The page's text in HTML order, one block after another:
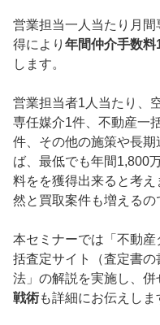
営業担当一人当たり月
得により 年間仲介手数料
します。
営業担当者1人当たり、
専任媒介1件、不動産一
件、その他の施策や長
ば、最低でも年間1,800
料をを獲得出来ると考
然と買取案件も増えるの
本セミナーでは「不動
括査定サイト（査定書
法」の解説を実施し、併
戦術も詳細にお伝えしま